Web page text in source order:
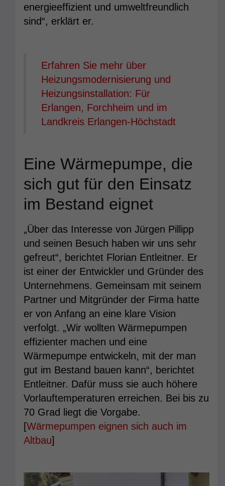
energieeffizient und umweltfreundlich
sind“, erklärt er.
Erfahren Sie mehr über
Heizungsmodernisierung und
Heizungsinstallation: Für
Erlangen, Forchheim und im
Landkreis Erlangen-Höchstadt
Eine Wärmepumpe, die
sich gut für den Einsatz
im Bestand eignet
„Über das Interesse von Jürgen Pillipp
und seinen Besuch haben wir uns sehr
gefreut“, berichtet Florian Entleitner. Er
ist einer der Entwickler und Gründer des
Unternehmens. Gemeinsam mit seinem
Partner und Mitgründer der Firma hatte
er von Anfang an eine klare Vision
verfolgt. „Wir wollten Wärmepumpen
effizienter machen und eine
Wärmepumpe entwickeln, mit der man
gut im Bestand bauen kann“, berichtet
Entleitner. Dafür muss sie auch höhere
Vorlauftemperaturen erreichen. Bei bis zu
70 Grad liegt die Vorgabe.
[Wärmepumpen eignen sich auch im
Altbau]